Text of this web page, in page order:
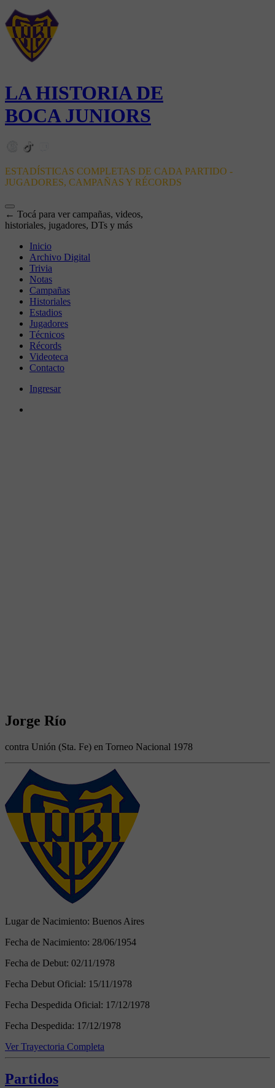
LA HISTORIA DE
BOCA JUNIORS
ESTADÍSTICAS COMPLETAS DE CADA PARTIDO -
JUGADORES, CAMPAÑAS Y RÉCORDS
← Tocá para ver campañas, videos,
historiales, jugadores, DTs y más
Inicio
Archivo Digital
Trivia
Notas
Campañas
Historiales
Estadios
Jugadores
Técnicos
Récords
Videoteca
Contacto
Ingresar
Jorge Río
contra Unión (Sta. Fe) en Torneo Nacional 1978
Lugar de Nacimiento: Buenos Aires
Fecha de Nacimiento: 28/06/1954
Fecha de Debut: 02/11/1978
Fecha Debut Oficial: 15/11/1978
Fecha Despedida Oficial: 17/12/1978
Fecha Despedida: 17/12/1978
Ver Trayectoria Completa
Partidos